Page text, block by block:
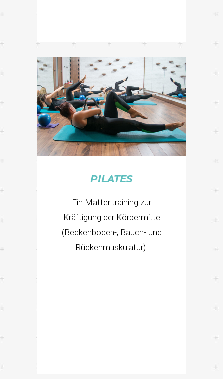
PILATES
Ein Mattentraining zur
Kräftigung der Körpermitte
(Beckenboden-, Bauch- und
Rückenmuskulatur).